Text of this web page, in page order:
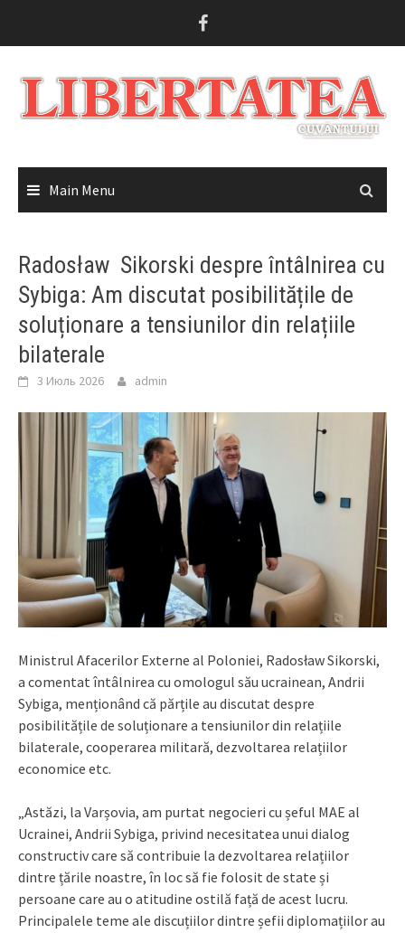
Main Menu
Radosław Sikorski despre întâlnirea cu
Sybiga: Am discutat posibilitățile de
soluționare a tensiunilor din relațiile
bilaterale
3 Июль 2026 admin
Ministrul Afacerilor Externe al Poloniei, Radosław Sikorski,
a comentat întâlnirea cu omologul său ucrainean, Andrii
Sybiga, menționând că părțile au discutat despre
posibilitățile de soluționare a tensiunilor din relațiile
bilaterale, cooperarea militară, dezvoltarea relațiilor
economice etc.
„Astăzi, la Varșovia, am purtat negocieri cu șeful MAE al
Ucrainei, Andrii Sybiga, privind necesitatea unui dialog
constructiv care să contribuie la dezvoltarea relațiilor
dintre țările noastre, în loc să fie folosit de state și
persoane care au o atitudine ostilă față de acest lucru.
Principalele teme ale discuțiilor dintre șefii diplomațiilor au